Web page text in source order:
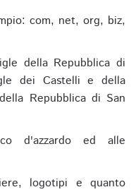
com, net, org, biz,
della Repubblica di
dei Castelli e della
Repubblica di San
d'azzardo ed alle
logotipi e quanto